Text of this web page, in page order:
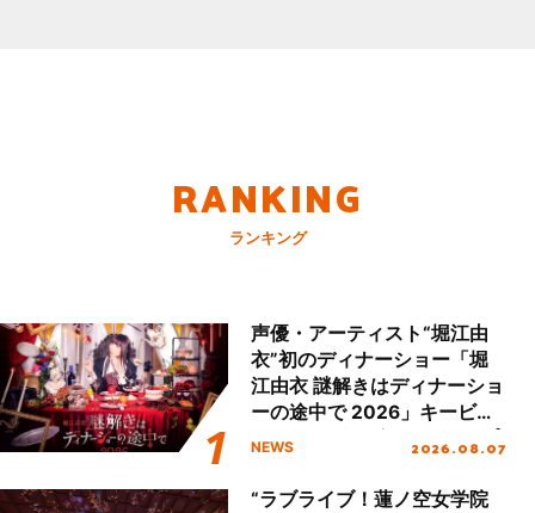
RANKING
ランキング
声優・アーティスト“堀江由
衣”初のディナーショー「堀
江由衣 謎解きはディナーショ
ーの途中で 2026」キービジ
ュアル＆グッズラインナップ
NEWS 2026.08.07
“ラブライブ！蓮ノ空女学院